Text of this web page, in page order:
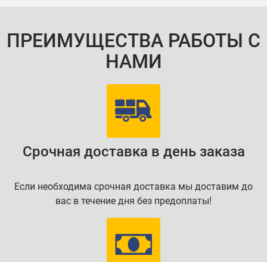
ПРЕИМУЩЕСТВА РАБОТЫ С
НАМИ
Срочная доставка в день заказа
Если необходима срочная доставка мы доставим до
вас в течение дня без предоплаты!